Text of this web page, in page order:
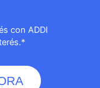
con ADDI